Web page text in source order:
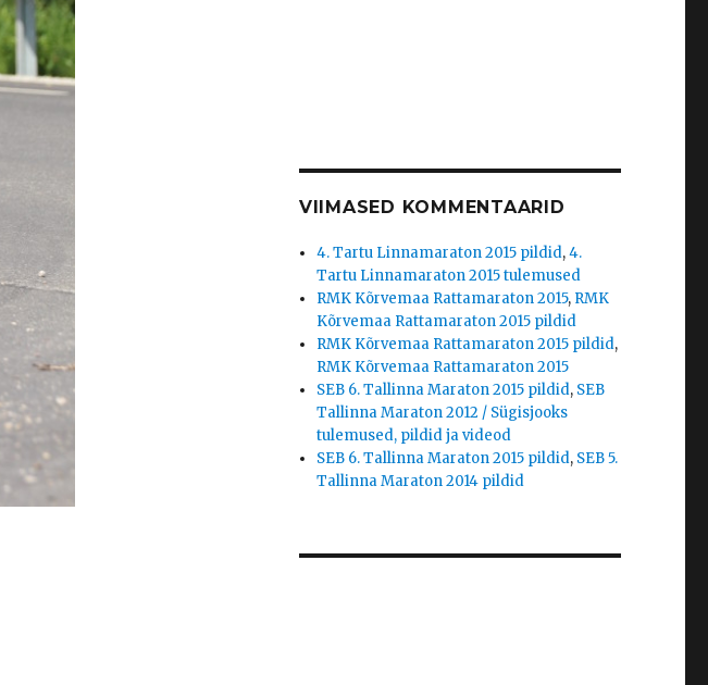
VIIMASED KOMMENTAARID
4. Tartu Linnamaraton 2015 pildid,4.
Tartu Linnamaraton 2015 tulemused
RMK Kõrvemaa Rattamaraton 2015, RMK
Kõrvemaa Rattamaraton 2015 pildid
RMK Kõrvemaa Rattamaraton 2015 pildid,
RMK Kõrvemaa Rattamaraton 2015
SEB 6. Tallinna Maraton 2015 pildid, SEB
Tallinna Maraton 2012 / Sügisjooks
tulemused, pildid ja videod
SEB 6. Tallinna Maraton 2015 pildid, SEB 5.
Tallinna Maraton 2014 pildid